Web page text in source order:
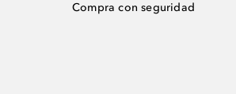
Compra con seguridad